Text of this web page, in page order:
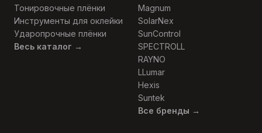
Тонировочные плёнки
Инструменты для оклейки
Ударопрочные плёнки
Весь каталог →
Magnum
SolarNex
SunControl
SPECTROLL
RAYNO
LLumar
Hexis
Suntek
Все бренды →